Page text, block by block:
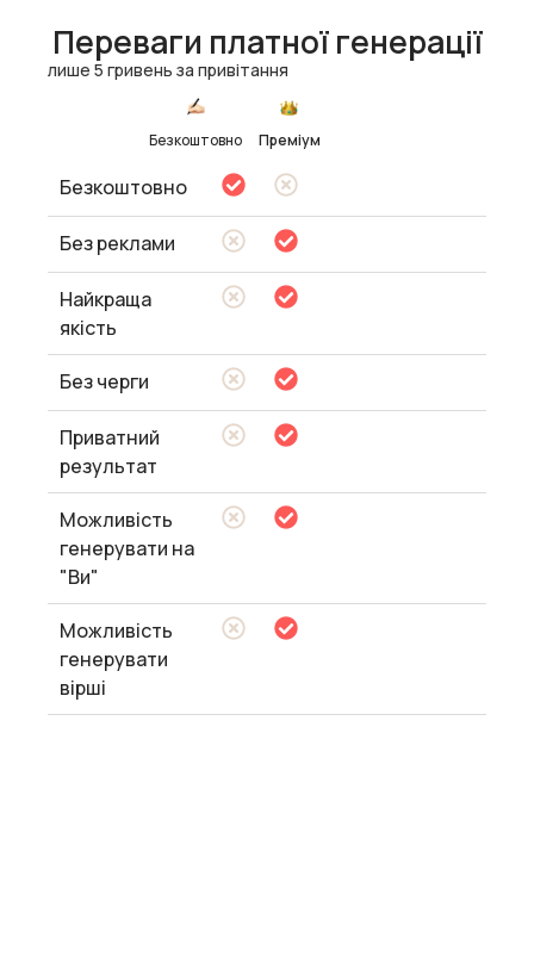
Переваги платної генерації
лише 5 гривень за привітання
Безкоштовно Преміум
Безкоштовно
Без реклами
Найкраща
якість
Без черги
Приватний
результат
Можливість
генерувати на
"Ви"
Можливість
генерувати
вірші